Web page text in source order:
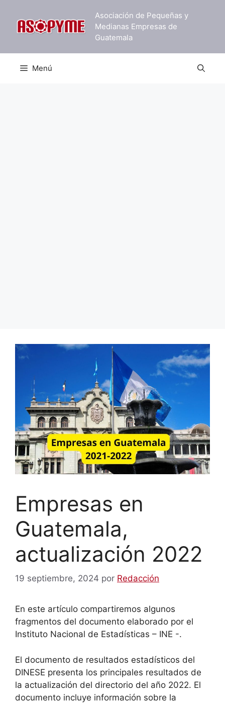
contenido
Asociación de Pequeñas y
Medianas Empresas de
Guatemala
Menú
Empresas en
Guatemala,
actualización 2022
19 septiembre, 2024 por Redacción
En este artículo compartiremos algunos
fragmentos del documento elaborado por el
Instituto Nacional de Estadísticas – INE -.
El documento de resultados estadísticos del
DINESE presenta los principales resultados de
la actualización del directorio del año 2022. El
documento incluye información sobre la